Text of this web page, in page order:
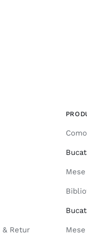
Retur
Mese
Mese